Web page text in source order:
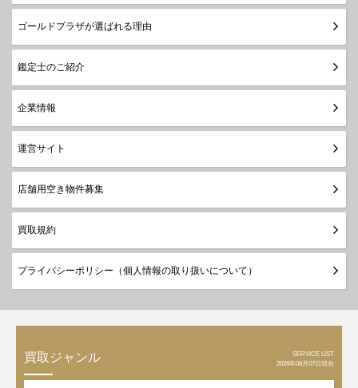
ゴールドプラザが選ばれる理由
鑑定士のご紹介
企業情報
運営サイト
店舗用空き物件募集
買取規約
プライバシーポリシー（個人情報の取り扱いについて）
買取ジャンル
SERVICE LIST
2026年08月07日現在